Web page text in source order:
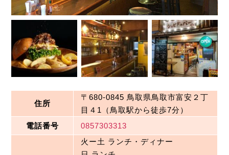
住所
〒680-0845 鳥取県鳥取市富安２丁
目４1（鳥取駅から徒歩7分）
電話番号
0857303313
火ー土 ランチ・ディナー